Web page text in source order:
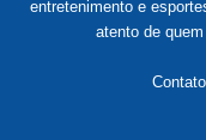
entretenimento e
atento de